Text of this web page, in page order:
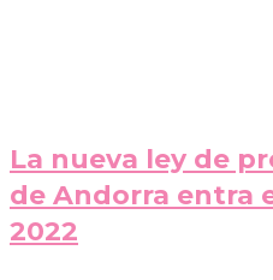
La nueva ley de
de Andorra entra
2022